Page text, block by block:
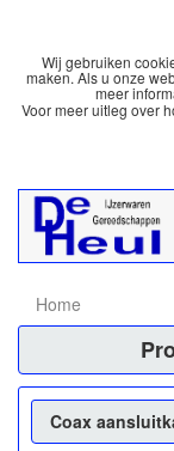
Wij gebruiken
maken. Als u onze
meer
Voor meer uitleg over
Home
Coax